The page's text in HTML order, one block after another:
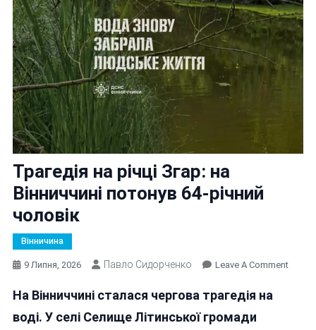
Трагедія на річці Згар: на
Вінниччині потонув 64-річний
чоловік
Вінничина
9 Липня, 2026 Павло Сидорченко Leave A CommentOn
На Вінниччині сталася чергова трагедія на
воді. У селі Селище Літинської громади